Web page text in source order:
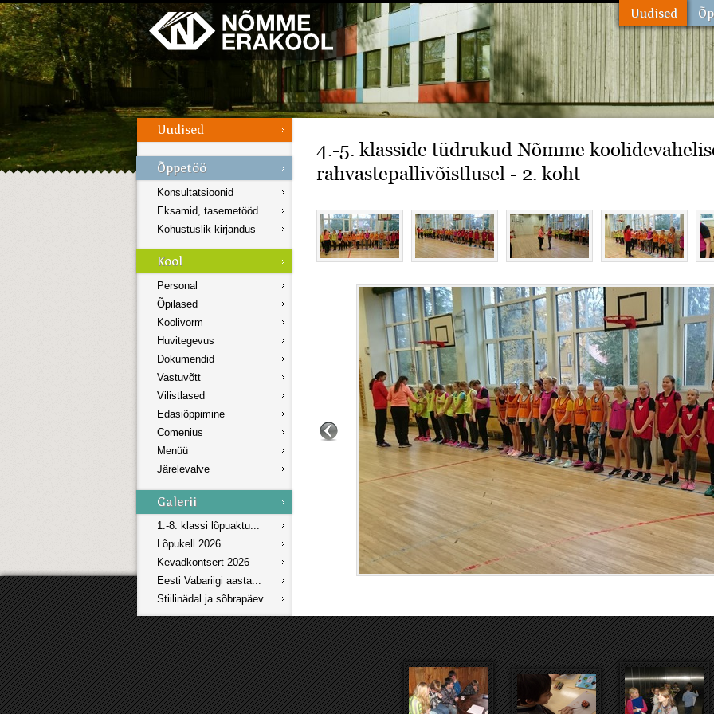
Menüü
Galerii
Konsultatsioonid
Eksamid, tasemetööd
Kohustuslik kirjandus
Personal
Õpilased
Koolivorm
Huvitegevus
Dokumendid
Vastuvõtt
Vilistlased
Edasiõppimine
Comenius
Menüü
Järelevalve
1.-8. klassi lõpuaktu...
Lõpukell 2026
Kevadkontsert 2026
Eesti Vabariigi aasta...
Stiilinädal ja sõbrapäev
4.-5. klasside tüdrukud Nõmme
rahvastepallivõistlusel - 2. koht